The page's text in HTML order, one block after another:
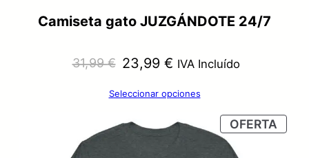
Camiseta gato JUZGÁNDOTE 24/7
31,99€ El
era:
23,99 €ElIVA Incluído
Seleccionar opciones
OFERTA
EN